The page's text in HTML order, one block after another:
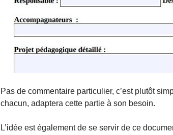
Pas de commentaire particulier, c’est plutôt
chacun, adaptera cette partie à son besoin.
L’idée est également de se servir de ce